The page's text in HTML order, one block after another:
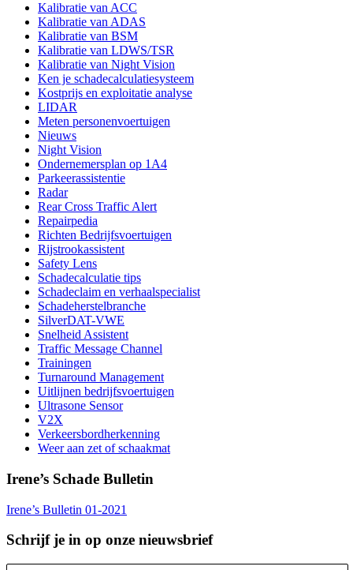
Kalibratie van ACC
Kalibratie van ADAS
Kalibratie van BSM
Kalibratie van LDWS/TSR
Kalibratie van Night Vision
Ken je schadecalculatiesysteem
Kostprijs en exploitatie analyse
LIDAR
Meten personenvoertuigen
Nieuws
Night Vision
Ondernemersplan op 1A4
Parkeerassistentie
Radar
Rear Cross Traffic Alert
Repairpedia
Richten Bedrijfsvoertuigen
Rijstrookassistent
Safety Lens
Schadecalculatie tips
Schadeclaim en verhaalspecialist
Schadeherstelbranche
SilverDAT-VWE
Snelheid Assistent
Traffic Message Channel
Trainingen
Turnaround Management
Uitlijnen bedrijfsvoertuigen
Ultrasone Sensor
V2X
Verkeersbordherkenning
Weer aan zet of schaakmat
Irene’s Schade Bulletin
Irene’s Bulletin 01-2021
Schrijf je in op onze nieuwsbrief